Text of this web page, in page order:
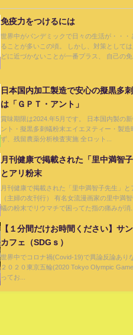
免疫力をつけるには
世界中がパンデミックで日々の生活が・・・
ることが多いこの頃。 しかし、対策として
どに近づかないことが一番プラス、 自己の免
日本国内加工製造で安心の擬黒多
は「ＧＰＴ・アント」
賞味期限は2024.年5月です。 日本国内製の
ント・擬黒多刺蟻粉末エイエヌティー・製造
ず、残留農薬分析検査実施 全ロット...
月刊健康で掲載された「里中満智子
とアリ粉末
月刊健康で掲載された「里中満智子先生」と
（主婦の友刊行） 有名女流漫画家の里中満
蟻の粉末でリウマチで困ってた指の痛みが消...
【１分間だけお時間ください】サ
カフェ（SDGｓ）
世界中でコロナ禍(Covid-19)で異論反論あり
２０２０東京五輪(2020 Tokyo Olympic
ってお...